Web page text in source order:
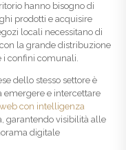
hanno bisogno di
prodotti e acquisire
locali necessitano di
la grande distribuzione
i confini comunali.
dello stesso settore è
emergere e intercettare
con intelligenza
garantendo visibilità alle
digitale